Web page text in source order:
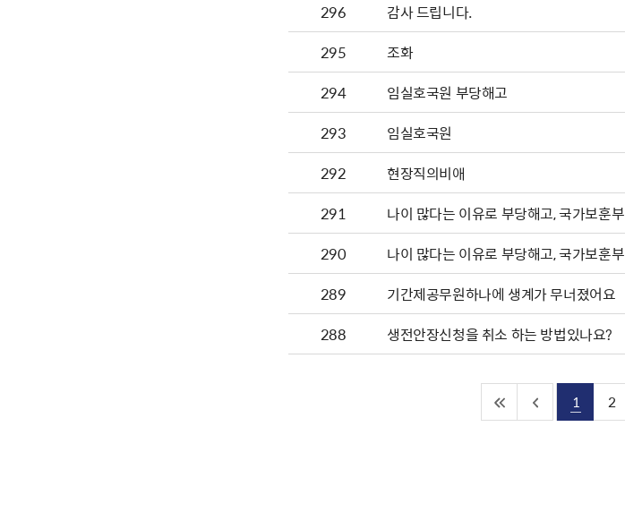
296
감사 드립니다.
295
조화
294
임실호국원 부당해고
293
임실호국원
292
현장직의비애
291
나이 많다는 이유로 부당해고, 국가보훈부
290
나이 많다는 이유로 부당해고, 국가보훈부
289
기간제공무원하나에 생계가 무너졌어요
288
생전안장신청을 취소 하는 방법있나요?
1 2